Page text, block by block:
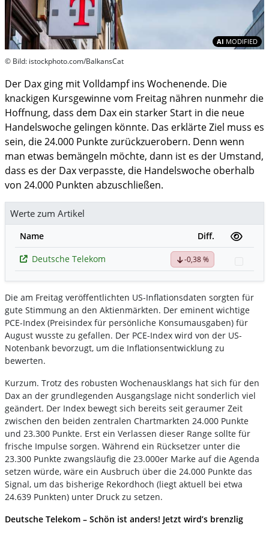
AI MODIFIED
© Bild: istockphoto.com/BalkansCat
Der Dax ging mit Volldampf ins Wochenende. Die
knackigen Kursgewinne vom Freitag nähren nunmehr die
Hoffnung, dass dem Dax ein starker Start in die neue
Handelswoche gelingen könnte. Das erklärte Ziel muss es
sein, die 24.000 Punkte zurückzuerobern. Denn wenn
man etwas bemängeln möchte, dann ist es der Umstand,
dass es der Dax verpasste, die Handelswoche oberhalb
von 24.000 Punkten abzuschließen.
Werte zum Artikel
Name
Diff.
Deutsche Telekom
-0,38 %
Die am Freitag veröffentlichten US-Inflationsdaten sorgten für
gute Stimmung an den Aktienmärkten. Der eminent wichtige
PCE-Index (Preisindex für persönliche Konsumausgaben) für
August wusste zu gefallen. Der PCE-Index wird von der US-
Notenbank bevorzugt, um die Inflationsentwicklung zu
bewerten.
Kurzum. Trotz des robusten Wochenausklangs hat sich für den
Dax an der grundlegenden Ausgangslage nicht sonderlich viel
geändert. Der Index bewegt sich bereits seit geraumer Zeit
zwischen den beiden zentralen Chartmarkten 24.000 Punkte
und 23.300 Punkte. Erst ein Verlassen dieser Range sollte für
frische Impulse sorgen. Während ein Rücksetzer unter die
23.300 Punkte zwangsläufig die 23.000er Marke auf die Agenda
setzen würde, wäre ein Ausbruch über die 24.000 Punkte das
Signal, um das bisherige Rekordhoch (liegt aktuell bei etwa
24.639 Punkten) unter Druck zu setzen.
Deutsche Telekom – Schön ist anders! Jetzt wird’s brenzlig